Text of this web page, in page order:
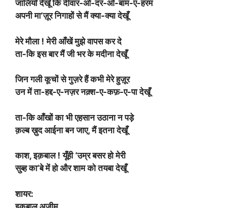
जालियाँ देखूँ कि दीवार-ओ-दर-ओ-बाम-ए-हरम
अपनी मा’ज़ूर निगाहों से मैं क्या-क्या देखूँ
मेरे मौला ! मेरी आँखें मुझे वापस कर दे
ता-कि इस बार मैं जी भर के मदीना देखूँ
जिन गली कूचों से गुज़रे हैं कभी मेरे हुज़ूर
उन में ता-हद्द-ए-नज़र नक़्श-ए-कफ़-ए-पा देखूँ
ता-कि आँखों का भी एहसान उठाना न पड़े
क़ल्ब ख़ुद आईना बन जाए, मैं इतना देखूँ
काश, इक़बाल ! यूँही ‘उम्र बसर हो मेरी
सुब्ह का’बे में हो और शाम को तयबा देखूँ
शायर: